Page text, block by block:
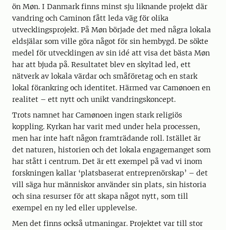
ön Møn. I Danmark finns minst sju liknande projekt där
vandring och Caminon fått leda väg för olika
utvecklingsprojekt. På Møn började det med några lokala
eldsjälar som ville göra något för sin hembygd. De sökte
medel för utvecklingen av sin idé att visa det bästa Møn
har att bjuda på. Resultatet blev en skyltad led, ett
nätverk av lokala värdar och småföretag och en stark
lokal förankring och identitet. Härmed var Camønoen en
realitet – ett nytt och unikt vandringskoncept.
Trots namnet har Camønoen ingen stark religiös
koppling. Kyrkan har varit med under hela processen,
men har inte haft någon framträdande roll. Istället är
det naturen, historien och det lokala engagemanget som
har stått i centrum. Det är ett exempel på vad vi inom
forskningen kallar ‘platsbaserat entreprenörskap’ – det
vill säga hur människor använder sin plats, sin historia
och sina resurser för att skapa något nytt, som till
exempel en ny led eller upplevelse.
Men det finns också utmaningar. Projektet var till stor